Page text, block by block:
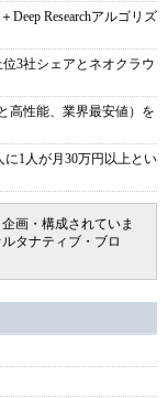
Researchアルゴリズ
3社シェアとネオクラウ
高性能、業界最安値）を
に1人が月30万円以上とい
画・構成されていま
タナティブ・ブロ